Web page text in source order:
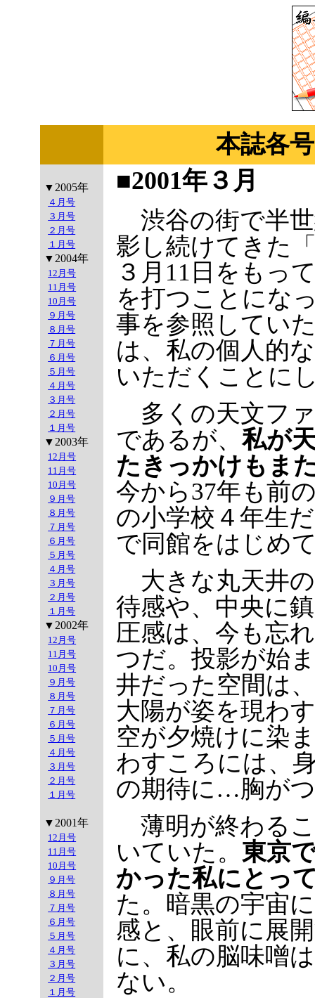
本誌各
▼2005年
４月号
３月号
２月号
１月号
▼2004年
12月号
11月号
10月号
９月号
８月号
７月号
６月号
５月号
４月号
３月号
２月号
１月号
▼2003年
12月号
11月号
10月号
９月号
８月号
７月号
６月号
５月号
４月号
３月号
２月号
１月号
▼2002年
12月号
11月号
10月号
９月号
８月号
７月号
６月号
５月号
４月号
３月号
２月号
１月号
▼2001年
12月号
11月号
10月号
９月号
８月号
７月号
６月号
５月号
４月号
３月号
２月号
１月号
■2001年３月
渋谷の街で半
影し続けてきた
３月11日をもっ
を打つことにな
事を参照してい
は、私の個人的
いただくことに
多くの天文フ
であるが、私が
たきっかけもま
今から37年も前
の小学校４年生
で同館をはじめ
大きな丸天井
待感や、中央に
圧感は、今も忘
つだ。投影が始
井だった空間は
大陽が姿を現わ
空が夕焼けに染
わすころには、
の期待に…胸が
薄明が終わる
いていた。 東京
かった私にとっ
た。暗黒の宇宙
感と、眼前に展
に、私の脳味噌
ない。